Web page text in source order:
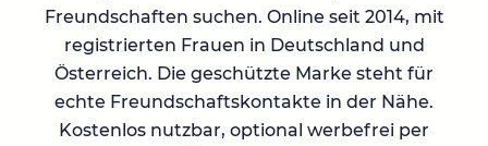
Freundschaften suchen. Online seit 2014, mit
registrierten Frauen in Deutschland und
Österreich. Die geschützte Marke steht für
echte Freundschaftskontakte in der Nähe.
Kostenlos nutzbar, optional werbefrei per